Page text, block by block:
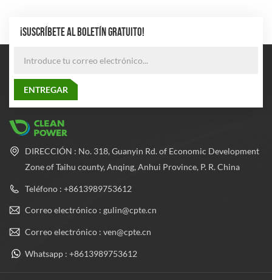
calidad.
confiabilidad del cilindro.
¡SUSCRÍBETE AL BOLETÍN GRATUITO!
DIRECCIÓN : No. 318, Guanyin Rd. of Economic Development
Zone of Taihu county, Anqing, Anhui Province, P. R. China
Teléfono : +8613989753612
Correo electrónico : gulin@cpte.cn
Correo electrónico : ven@cpte.cn
Whatsapp : +8613989753612